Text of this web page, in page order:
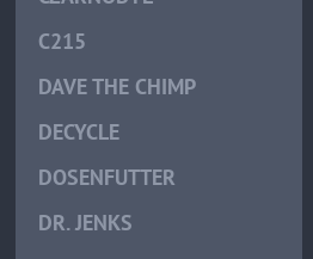
C215
DAVE THE CHIMP
DECYCLE
DOSENFUTTER
DR. JENKS